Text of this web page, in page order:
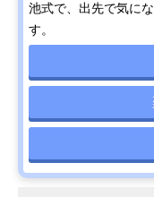
池式で、出先で気に
す。